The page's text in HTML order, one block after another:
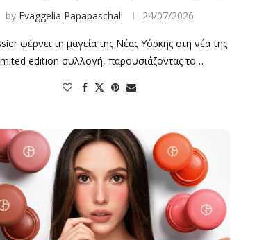
by Evaggelia Papapaschali 24/07/2026
φέρνει τη μαγεία της Νέας Υόρκης στη νέα της
edition συλλογή, παρουσιάζοντας το…